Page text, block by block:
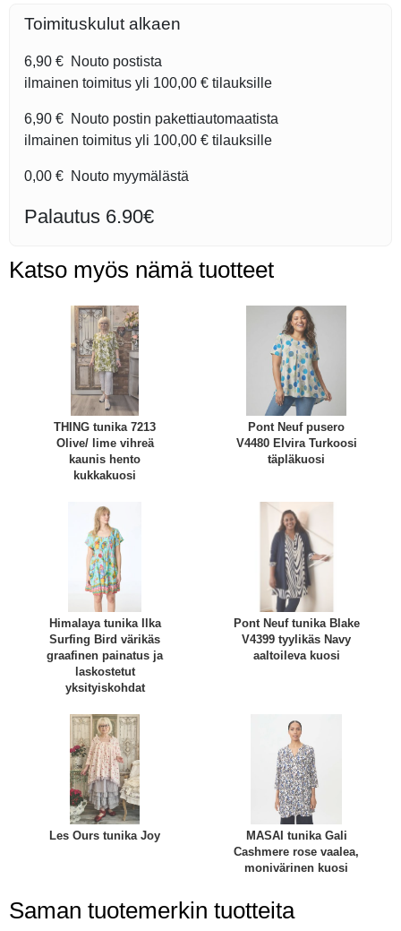
Toimituskulut alkaen
6,90 € Nouto postista
ilmainen toimitus yli 100,00 € tilauksille
6,90 € Nouto postin pakettiautomaatista
ilmainen toimitus yli 100,00 € tilauksille
0,00 € Nouto myymälästä
Palautus 6.90€
Katso myös nämä tuotteet
THING tunika 7213
Olive/ lime vihreä
kaunis hento
kukkakuosi
Pont Neuf pusero
V4480 Elvira Turkoosi
täpläkuosi
Himalaya tunika Ilka
Surfing Bird värikäs
graafinen painatus ja
laskostetut
yksityiskohdat
Pont Neuf tunika Blake
V4399 tyylikäs Navy
aaltoileva kuosi
Les Ours tunika Joy
MASAI tunika Gali
Cashmere rose vaalea,
monivärinen kuosi
Saman tuotemerkin tuotteita